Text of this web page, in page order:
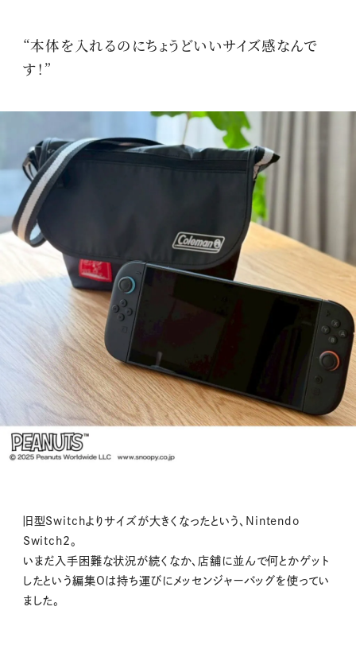
“本体を入れるのにちょうどいいサイズ感なんで
す！”
旧型Switchよりサイズが大きくなったという、Nintendo
Switch2。
いまだ入手困難な状況が続くなか、店舗に並んで何とかゲット
したという編集Oは持ち運びにメッセンジャーバッグを使ってい
ました。